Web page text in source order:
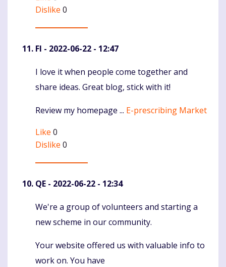
Dislike 0
FI - 2022-06-22 - 12:47
Komentaras
I love it when people come together and
share ideas. Great blog, stick with it!
Review my homepage ... E-prescribing Market
Like 0
Dislike 0
QE - 2022-06-22 - 12:34
Komentaras
We're a group of volunteers and starting a
new scheme in our community.
Your website offered us with valuable info to
work on. You have